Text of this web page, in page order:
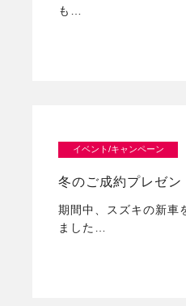
も…
イベント/キャンペーン
冬のご成約プレゼン
期間中、スズキの新車
ました…